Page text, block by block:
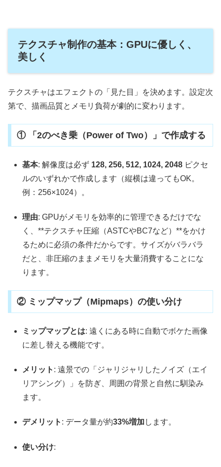
テクスチャ制作の基本：GPUに優しく、
美しく
テクスチャはエフェクトの「見た目」を決めます。設定次
第で、描画品質とメモリ負荷が劇的に変わります。
① 「2のべき乗（Power of Two）」で作成する
基本: 解像度は必ず 128, 256, 512, 1024, 2048 ピクセ
ルのいずれかで作成します（縦横は違ってもOK。
例：256×1024）。
理由: GPUがメモリを効率的に管理できるだけでな
く、**テクスチャ圧縮（ASTCやBC7など）**をかけ
るために必須の条件だからです。サイズがバラバラ
だと、非圧縮のままメモリを大量消費することにな
ります。
② ミップマップ（Mipmaps）の使い分け
ミップマップとは: 遠くにある時に自動でボケた画像
に差し替える機能です。
メリット : 遠景での「ジャリジャリしたノイズ（エイ
リアシング）」を防ぎ、周囲の背景と自然に馴染み
ます。
デメリット : データ量が約33%増加 します。
使い分け: